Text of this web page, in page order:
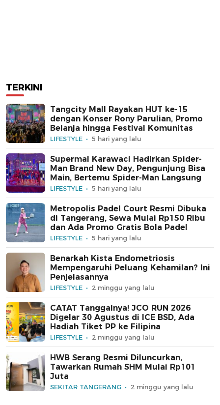
TERKINI
Tangcity Mall Rayakan HUT ke-15
dengan Konser Rony Parulian, Promo
Belanja hingga Festival Komunitas
LIFESTYLE 5 hari yang lalu
Supermal Karawaci Hadirkan Spider-
Man Brand New Day, Pengunjung Bisa
Main, Bertemu Spider-Man Langsung
LIFESTYLE 5 hari yang lalu
Metropolis Padel Court Resmi Dibuka
di Tangerang, Sewa Mulai Rp150 Ribu
dan Ada Promo Gratis Bola Padel
LIFESTYLE 5 hari yang lalu
Benarkah Kista Endometriosis
Mempengaruhi Peluang Kehamilan? Ini
Penjelasannya
LIFESTYLE 2 minggu yang lalu
CATAT Tanggalnya! JCO RUN 2026
Digelar 30 Agustus di ICE BSD, Ada
Hadiah Tiket PP ke Filipina
LIFESTYLE 2 minggu yang lalu
HWB Serang Resmi Diluncurkan,
Tawarkan Rumah SHM Mulai Rp101
Juta
SEKITAR TANGERANG 2 minggu yang lalu